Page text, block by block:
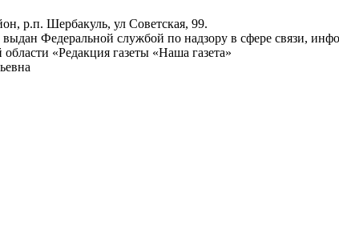
р.п. Шербакуль, ул Советская, 99.
Федеральной службой по надзору в сфере связи,
«Редакция газеты «Наша газета»